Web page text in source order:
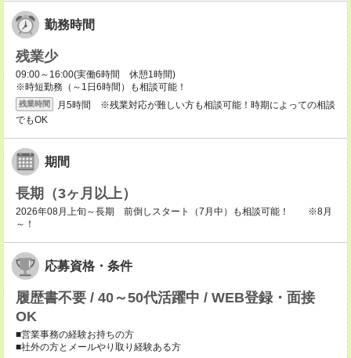
勤務時間
残業少
09:00～16:00(実働6時間 休憩1時間)
※時短勤務（～1日6時間）も相談可能！
残業時間
月5時間 ※残業対応が難しい方も相談可能！時期によっての相談
でもOK
期間
長期（3ヶ月以上）
2026年08月上旬～長期 前倒しスタート（7月中）も相談可能！ ※8月
～！
応募資格・条件
履歴書不要 / 40～50代活躍中 / WEB登録・面接
OK
■営業事務の経験お持ちの方
■社外の方とメールやり取り経験ある方